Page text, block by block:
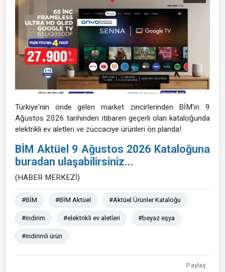
Türkiye'nin önde gelen market zincirlerinden BİM'in 9
Ağustos 2026 tarihinden itibaren geçerli olan kataloğunda
elektrikli ev aletleri ve züccaciye ürünleri ön planda!
BİM Aktüel 9 Ağustos 2026 Kataloğuna
buradan ulaşabilirsiniz...
(HABER MERKEZİ)
#BİM #BİM Aktüel #Aktüel Ürünler Kataloğu
#indirim #elektrikli ev aletleri #beyaz eşya
#indirimli ürün
Paylaş